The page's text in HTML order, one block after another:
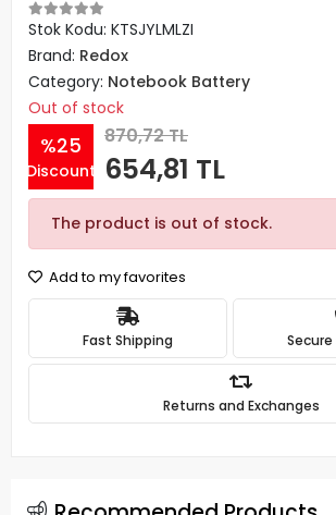
Stok Kodu: KTSJYLMLZI
Brand: Redox
Category: Notebook Battery
Out of stock
%25
Discount
870,72 TL
654,81 TL
The product is out of stock.
Add to my favorites
Fast Shipping
Returns and Exchanges